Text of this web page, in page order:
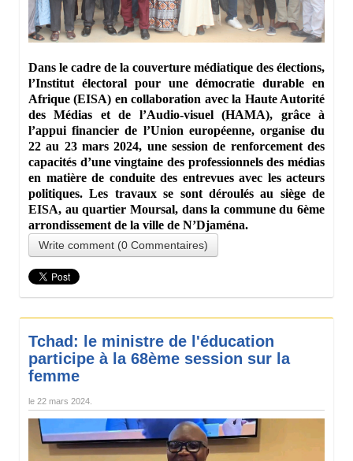
Dans le cadre de la couverture médiatique des élections,
l’Institut électoral pour une démocratie durable en
Afrique (EISA) en collaboration avec la Haute Autorité
des Médias et de l’Audio-visuel (HAMA), grâce à
l’appui financier de l’Union européenne, organise du
22 au 23 mars 2024, une session de renforcement des
capacités d’une vingtaine des professionnels des médias
en matière de conduite des entrevues avec les acteurs
politiques. Les travaux se sont déroulés au siège de
EISA, au quartier Moursal, dans la commune du 6ème
arrondissement de la ville de N’Djaména.
Write comment (0 Commentaires)
Tchad: le ministre de l'éducation
participe à la 68ème session sur la
femme
le 22 mars 2024